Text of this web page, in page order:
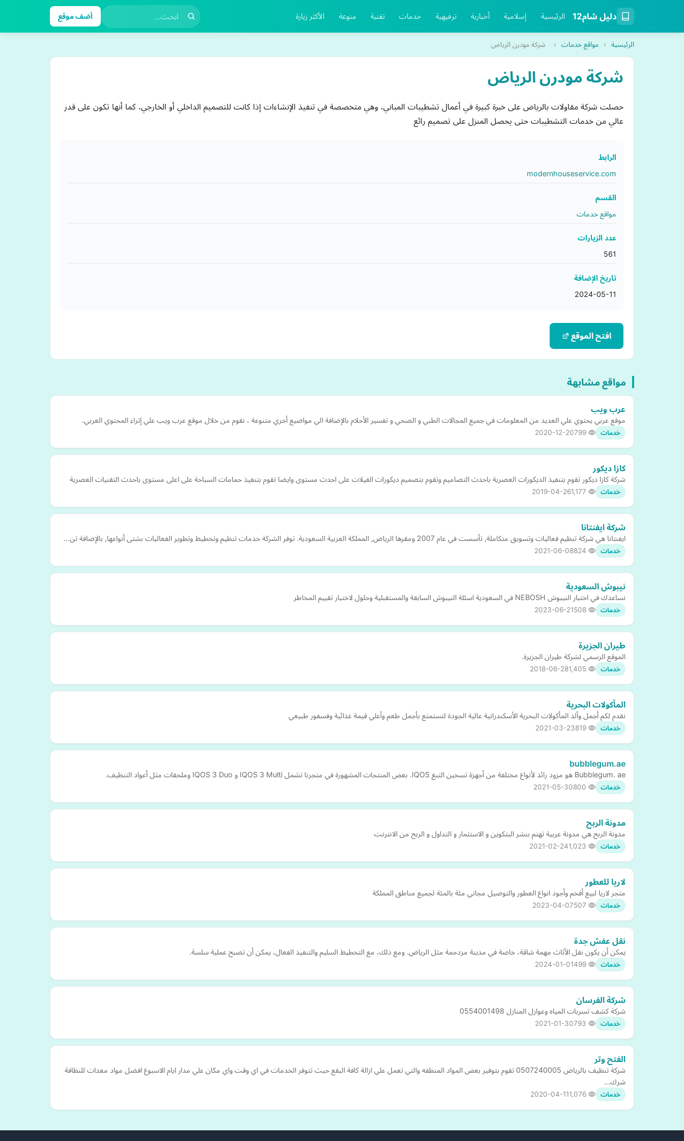
دليل شام12 الرئيسية إسلامية أخبارية ترفيهية خدمات تقنية منوعة الأكثر زيارة أضف موقع
الرئيسية › مواقع خدمات › شركة مودرن الرياض
شركة مودرن الرياض
حصلت شركة مقاولات بالرياض على خبرة كبيرة في أعمال تشطيبات المباني، وهي متخصصة في تنفيذ الإنشاءات إذا كانت للتصميم الداخلي أو الخارجي، كما أنها تكون على قدر
عالي من خدمات التشطيبات حتى يحصل المنزل على تصميم رائع
الرابط
modernhouseservice.com
القسم
مواقع خدمات
عدد الزيارات
561
تاريخ الإضافة
2024-05-11
افتح الموقع
مواقع مشابهة
عرب ويب
موقع عربي يحتوي علي العديد من المعلومات في جميع المجالات الطبي و الصحي و تفسير الأحلام بالإضافة الي مواضيع أخري متنوعة ، نقوم من خلال موقع عرب ويب علي إتراء المحتوي العربي.
خدمات 2020-12-20
كازا ديكور
شركة كازا ديكور تقوم بتنفيذ الديكورات العصرية باحدث التصاميم وتقوم بتصميم ديكورات الفيلات على احدث مستوى وايضا تقوم بتنفيذ حمامات السباحة على اعلى مستوى باحدث التقنيات العصرية
خدمات 2019-04-26
شركة ايفنتانا
ايفنتانا هي شركة تنظيم فعاليات وتسويق متكاملة, تأسست في عام 2007 ومقرها الرياض, المملكة العربية السعودية. توفر الشركة خدمات تنظيم وتخطيط وتطوير الفعاليات بشتى أنواعها, بالإضافة تن…
خدمات 2021-06-08
نيبوش السعودية
نساعدك في اختبار النيبوش NEBOSH في السعودية اسئلة النيبوش السابقة والمستقبلية وحلول لاختبار تقييم المخاطر
خدمات 2023-06-21
طيران الجزيرة
الموقع الرسمي لشركة طيران الجزيرة.
خدمات 2018-06-28
المأكولات البحرية
نقدم لكم أجمل وألذ المأكولات البحرية الأسكندرانية عالية الجودة لتستمتع بأجمل طعم وأعلي قيمة غذائية وفسفور طبيعي
خدمات 2021-03-23
bubblegum.ae
Bubblegum. ae هو مزود رائد لأنواع مختلفة من أجهزة تسخين التبغ IQOS. بعض المنتجات المشهورة في متجرنا تشمل IQOS 3 Multi و IQOS 3 Duo وملحقات مثل أعواد التنظيف.
خدمات 2021-05-30
مدونة الربح
مدونة الربح هي مدونة عربية تهتم بنشر البتكوين و الاستثمار و التداول و الربح من الانترنت
خدمات 2021-02-24
لاريا للعطور
متجر لاريا لبيع أفخم وأجود انواع العطور والتوصيل مجاني مئة بالمئة لجميع مناطق المملكة
خدمات 2023-04-07
نقل عفش جدة
يمكن أن يكون نقل الأثاث مهمة شاقة، خاصة في مدينة مزدحمة مثل الرياض. ومع ذلك، مع التخطيط السليم والتنفيذ الفعال، يمكن أن تصبح عملية سلسة.
خدمات 2024-01-01
شركة الفرسان
شركة كشف تسربات المياه وعوازل المنازل 0554001498
خدمات 2021-01-30
الفتح وتر
شركة تنظيف بالرياض 0507240005 تقوم بتوفير بعض المواد المنظفه والتي تعمل علي ازالة كافة البقع حيث تتوفر الخدمات في اي وقت واي مكان علي مدار ايام الاسبوع افضل مواد معدات للنظافة
شرك…
خدمات 2020-04-11